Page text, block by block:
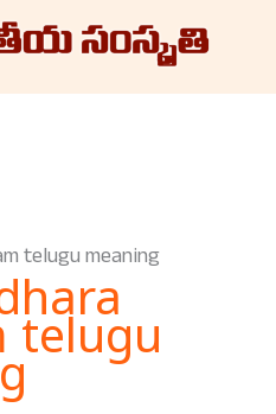
telugu meaning
telugu